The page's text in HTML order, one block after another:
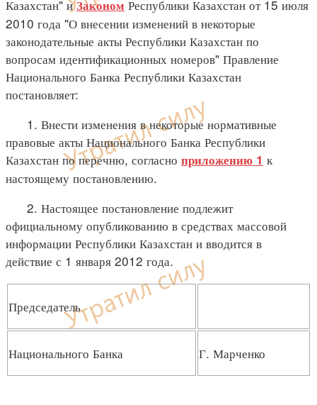
Казахстан" иЗаконом Республики Казахстан от 15 июля
2010 года "О внесении изменений в некоторые
законодательные акты Республики Казахстан по
вопросам идентификационных номеров" Правление
Национального Банка Республики Казахстан
постановляет:
1. Внести изменения в некоторые нормативные
правовые акты Национального Банка Республики
Казахстан по перечню, согласно приложению 1 к
настоящему постановлению.
2. Настоящее постановление подлежит
официальному опубликованию в средствах массовой
информации Республики Казахстан и вводится в
действие с 1 января 2012 года.
Председатель
Национального Банка Г. Марченко